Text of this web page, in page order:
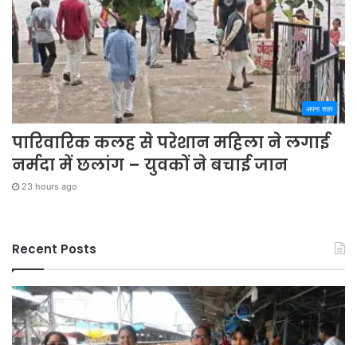
अपना शहर
पारिवारिक कलह से परेशान महिला ने लगाई
नर्मदा में छलांग – युवकों ने बचाई जान
23 hours ago
Recent Posts